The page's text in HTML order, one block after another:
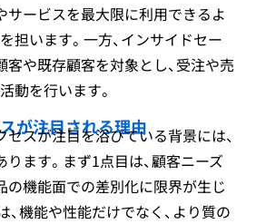
サービスを最大限に利用できるよ
担います。一方、インサイドセー
客や既存顧客を対象とし、受注や売
動を行います。
が注目される理由
セスが注目を浴びている背景には、
ます。まず1点目は、顧客ニーズ
の機能面での差別化に限界が生じ
、機能や性能だけでなく、より質の